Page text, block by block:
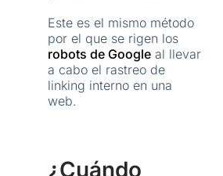
Este es el mismo método
por el que se rigen los
robots de Googleal llevar
a cabo el rastreo de
linking interno en una
web.
¿Cuándo